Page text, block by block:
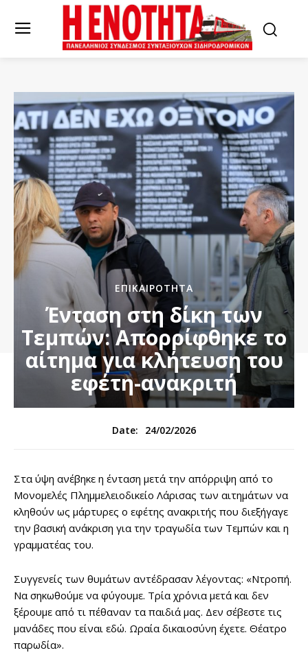
ΕΠΙΚΑΙΡΌΤΗΤΑ
Ένταση στη δίκη των
Τεμπών: Απορρίφθηκε το
αίτημα για κλήτευση του
εφέτη-ανακριτή
Date: 24/02/2026
Στα ύψη ανέβηκε η ένταση μετά την απόρριψη από το
Μονομελές Πλημμελειοδικείο Λάρισας των αιτημάτων να
κληθούν ως μάρτυρες ο εφέτης ανακριτής που διεξήγαγε
την βασική ανάκριση για την τραγωδία των Τεμπών και η
γραμματέας του.
Συγγενείς των θυμάτων αντέδρασαν λέγοντας: «Ντροπή.
Να σηκωθούμε να φύγουμε. Τρία χρόνια μετά και δεν
ξέρουμε από τι πέθαναν τα παιδιά μας. Δεν σέβεστε τις
μανάδες που είναι εδώ. Ωραία δικαιοσύνη έχετε. Θέατρο
παρωδία».